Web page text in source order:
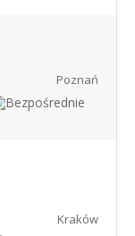
Poznań
Kraków